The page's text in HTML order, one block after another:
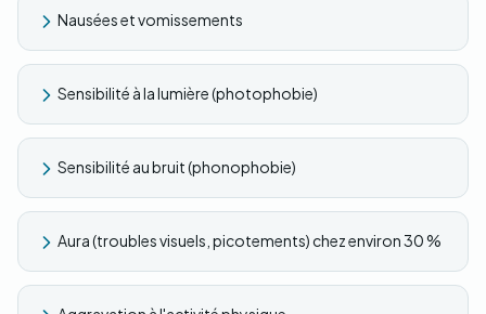
Nausées et vomissements
Sensibilité à la lumière (photophobie)
Sensibilité au bruit (phonophobie)
Aura (troubles visuels, picotements) chez environ 30 %